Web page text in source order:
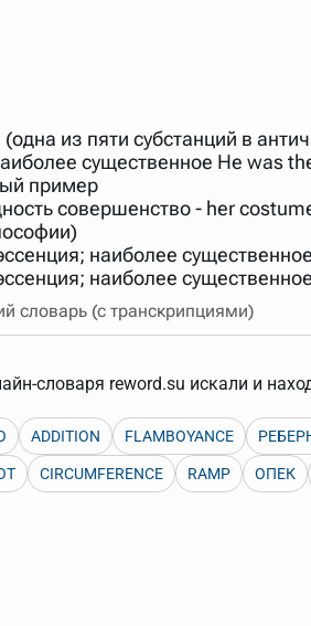
слова неизвестно (как в кроссворде),
существует возможность
могут присутствовать
через пробел "поэт". Получается
изменять, перетаскивая словарь
(одна из пяти субстанций в
существенное He was
пример
совершенство - her
наиболее
наиболее
словарь (с транскрипциями)
словаря reword.su искали и
ADDITION FLAMBOYANCE
CIRCUMFERENCE RAMP ОПЕК